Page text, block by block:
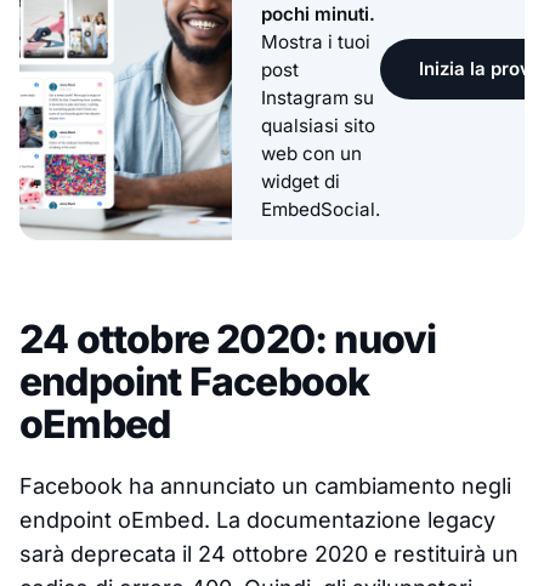
pochi minuti.
Mostra i tuoi
post
Instagram su
qualsiasi sito
web con un
widget di
EmbedSocial.
Inizia la
24 ottobre 2020: nuovi
endpoint Facebook
oEmbed
Facebook ha annunciato un cambiamento negli
endpoint oEmbed. La documentazione legacy
sarà deprecata il 24 ottobre 2020 e restituirà un